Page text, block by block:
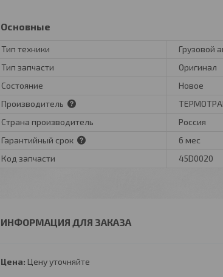
Основные
Тип техники
Грузовой
Тип запчасти
Оригинал
Состояние
Новое
Производитель
Страна производитель
Россия
Гарантийный срок
6 мес
Код запчасти
45D0020
ИНФОРМАЦИЯ ДЛЯ ЗАКАЗА
Цена: Цену уточняйте